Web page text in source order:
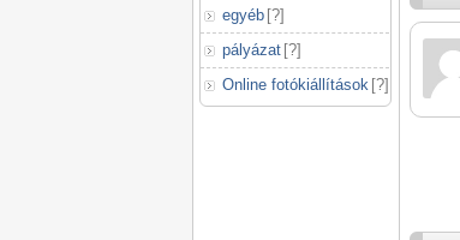
egyéb [?]
pályázat [?]
Online fotókiállítások [?]